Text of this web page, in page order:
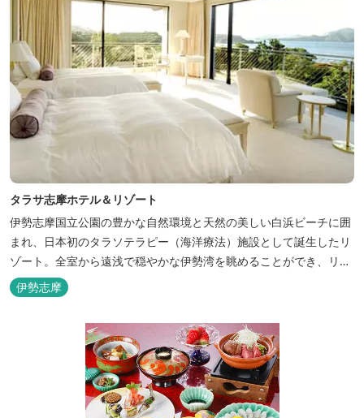
タラサ志摩ホテル＆リゾート
伊勢志摩国立公園の豊かな自然環境と天然の美しい白浜ビーチに囲
まれ、日本初のタラソテラピー（海洋療法）施設として誕生したリ
ゾート。全室から遠浅で穏やかな伊勢湾を眺めることができ、リラ
ックスした滞在をお楽しみいただけます。滞在中は、目の前の海か
らきれいな海水を引き込み、24時間以内に新鮮な状態で使用するタ
伊勢志摩